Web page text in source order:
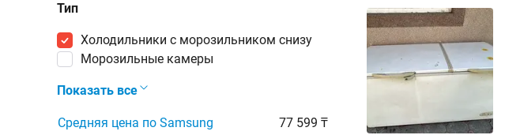
Тип
холодильники с морозильником снизу
морозильные камеры
Показать все
Средняя цена по Samsung
77 599 ₸